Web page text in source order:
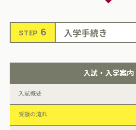
STEP 6 入学手続き
入試・入学案内
入試概要
受験の流れ